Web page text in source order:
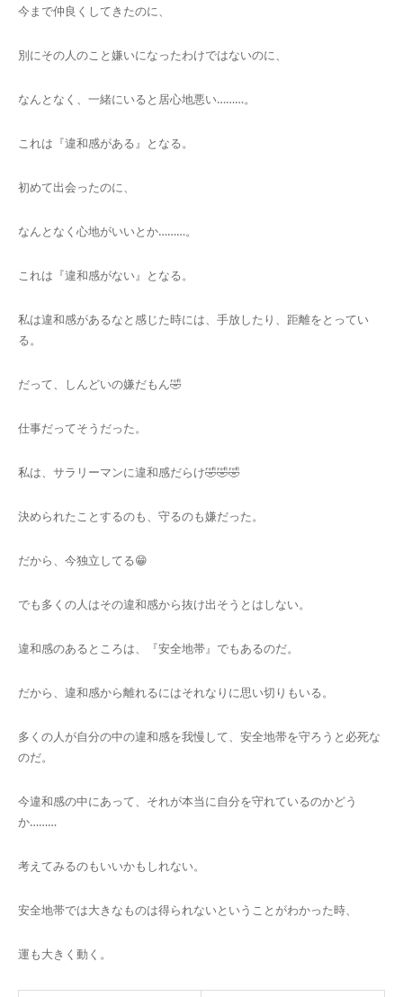
今まで仲良くしてきたのに、
別にその人のこと嫌いになったわけではないのに、
なんとなく、一緒にいると居心地悪い………。
これは『違和感がある』となる。
初めて出会ったのに、
なんとなく心地がいいとか………。
これは『違和感がない』となる。
私は違和感があるなと感じた時には、手放したり、距離をとってい
る。
だって、しんどいの嫌だもん🤣
仕事だってそうだった。
私は、サラリーマンに違和感だらけ🤣🤣🤣
決められたことするのも、守るのも嫌だった。
だから、今独立してる😁
でも多くの人はその違和感から抜け出そうとはしない。
違和感のあるところは、『安全地帯』でもあるのだ。
だから、違和感から離れるにはそれなりに思い切りもいる。
多くの人が自分の中の違和感を我慢して、安全地帯を守ろうと必死な
のだ。
今違和感の中にあって、それが本当に自分を守れているのかどう
か………
考えてみるのもいいかもしれない。
安全地帯では大きなものは得られないということがわかった時、
運も大きく動く。